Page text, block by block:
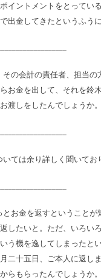
イントメントをとってい
出金してきたというふうに
会計の責任者、担当の
お金を出して、それを鈴
渡しをしたんでしょうか。
は余り詳しく聞いてお
金を返すということが
したいと。ただ、いろい
う機を逸してしまったと
二十五日、ご本人に返し
らもらったんでしょうか。